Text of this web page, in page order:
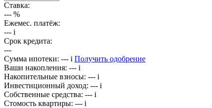
Ставка:
--- %
Ежемес. платёж:
--- i
Срок кредита:
---
Сумма ипотеки: --- i Получить одобрение
Ваши накопления: --- i
Накопительные взносы: --- i
Инвестиционный доход: --- i
Собственные средства: --- i
Стомость квартиры: --- i